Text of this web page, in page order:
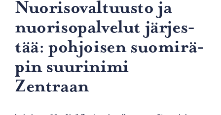
Nuo­ri­so­val­tuus­to ja
nuo­ri­so­pal­ve­lut jär­jes­
tää: poh­joi­sen suo­mi­rä­
pin suu­ri­ni­mi
Zentraan